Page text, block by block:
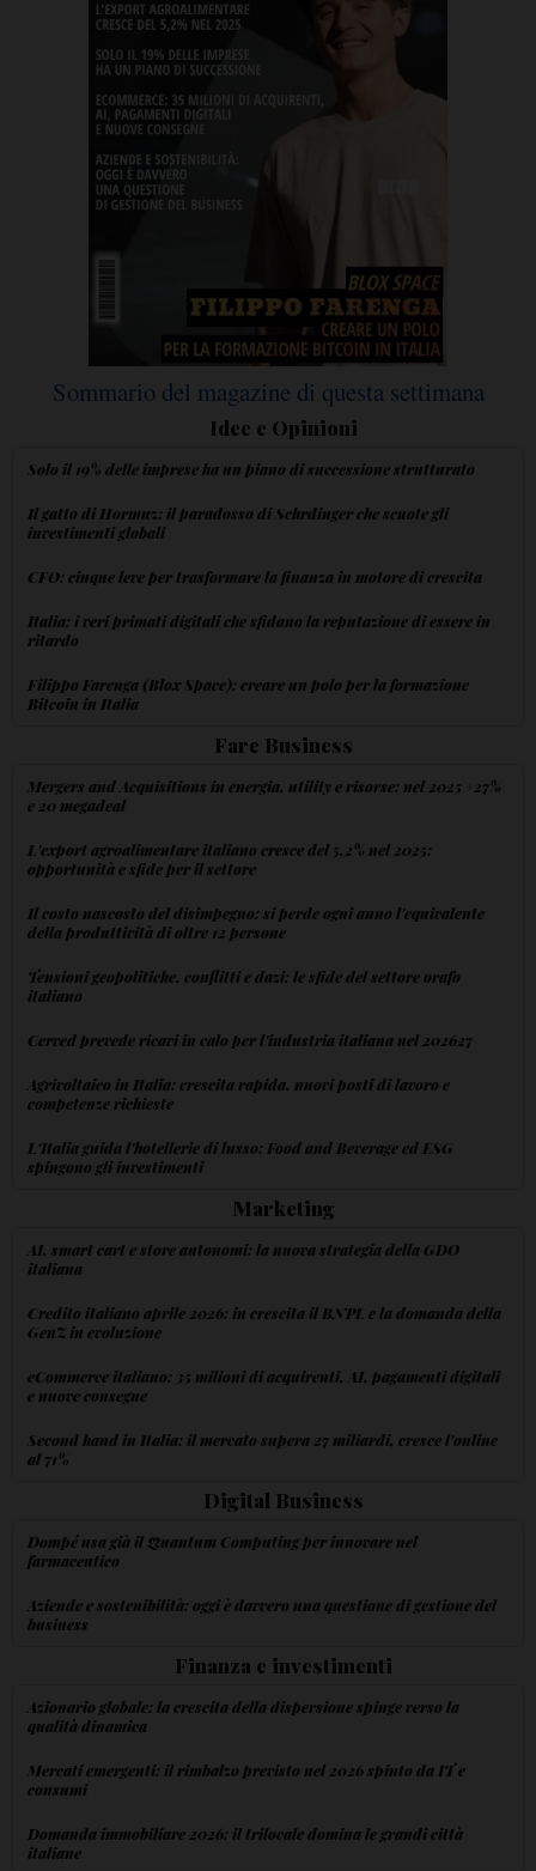
Sommario del magazine di questa settimana
Idee e Opinioni
Solo il 19% delle imprese ha un piano di successione strutturato
Il gatto di Hormuz: il paradosso di Schrdinger che scuote gli
investimenti globali
CFO: cinque leve per trasformare la finanza in motore di crescita
Italia: i veri primati digitali che sfidano la reputazione di essere in
ritardo
Filippo Farenga (Blox Space): creare un polo per la formazione
Bitcoin in Italia
Fare Business
Mergers and Acquisitions in energia, utility e risorse: nel 2025 +27%
e 20 megadeal
L'export agroalimentare italiano cresce del 5,2% nel 2025:
opportunità e sfide per il settore
Il costo nascosto del disimpegno: si perde ogni anno l'equivalente
della produttività di oltre 12 persone
Tensioni geopolitiche, conflitti e dazi: le sfide del settore orafo
italiano
Cerved prevede ricavi in calo per l'industria italiana nel 202627
Agrivoltaico in Italia: crescita rapida, nuovi posti di lavoro e
competenze richieste
L'Italia guida l'hotellerie di lusso: Food and Beverage ed ESG
spingono gli investimenti
Marketing
AI, smart cart e store autonomi: la nuova strategia della GDO
italiana
Credito italiano aprile 2026: in crescita il BNPL e la domanda della
GenZ in evoluzione
eCommerce italiano: 35 milioni di acquirenti, AI, pagamenti digitali
e nuove consegne
Second hand in Italia: il mercato supera 27 miliardi, cresce l'online
al 71%
Digital Business
Dompé usa già il Quantum Computing per innovare nel
farmaceutico
Aziende e sostenibilità: oggi è davvero una questione di gestione del
business
Finanza e investimenti
Azionario globale: la crescita della dispersione spinge verso la
qualità dinamica
Mercati emergenti: il rimbalzo previsto nel 2026 spinto da IT e
consumi
Domanda immobiliare 2026: il trilocale domina le grandi città
italiane